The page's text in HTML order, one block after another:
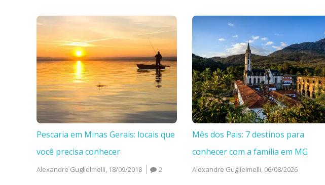
Pescaria em Minas Gerais: locais que
você precisa conhecer
Alexandre Guglielmelli, 18/09/2018 2
Mês dos Pais: 7 destinos para
conhecer com a família em MG
Alexandre Guglielmelli, 06/08/2026